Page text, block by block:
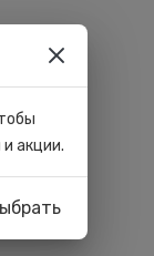
акции.